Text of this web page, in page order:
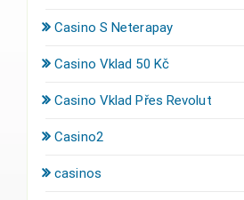
Casino S Neterapay
Casino Vklad 50 Kč
Casino Vklad Přes Revolut
Casino2
casinos